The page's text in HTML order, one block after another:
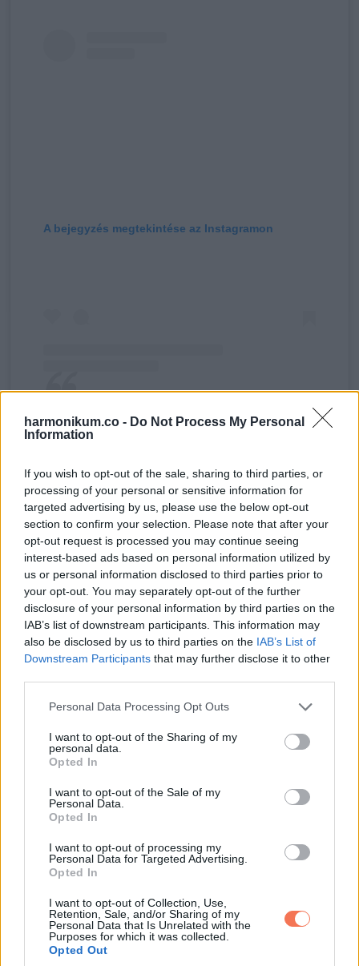
harmonikum.co - Do Not Process My Personal
Information
If you wish to opt-out of the sale, sharing to third parties, or
processing of your personal or sensitive information for
targeted advertising by us, please use the below opt-out
section to confirm your selection. Please note that after your
opt-out request is processed you may continue seeing
interest-based ads based on personal information utilized by
us or personal information disclosed to third parties prior to
your opt-out. You may separately opt-out of the further
disclosure of your personal information by third parties on the
IAB’s list of downstream participants. This information may
also be disclosed by us to third parties on the IAB’s List of
Downstream Participants that may further disclose it to other
Please note that this website/app uses one or more Google
not limited to your visit or usage behaviour. You may click to
grant or deny consent to Google and its third-party tags to
use your data for below specified purposes in below Google
consent section.
Personal Data Processing Opt Outs
I want to opt-out of the Sharing of my
personal data.
Opted In
I want to opt-out of the Sale of my
Personal Data.
Opted In
I want to opt-out of processing my
Personal Data for Targeted Advertising.
Opted In
I want to opt-out of Collection, Use,
Retention, Sale, and/or Sharing of my
Personal Data that Is Unrelated with the
Purposes for which it was collected.
Opted Out
A bejegyzés megtekintése az Instagramon
Judah tíz hónapos korában kezdett el járni, míg öccsének 18
hónapos korában sikerült ugyanez a mutatvány. Salitza nem
örült annak, hogy a fiával el kellett menni, amikor még nem
tudott járni, mert cipelnie kellett, amit nem tudott sokáig
csinálni, mert ez már túl sok volt neki.
Xaylen’ egyik napról a másikra tanult meg járni. Csak néhány
lépést kezdett el tenni, és néhány nap múlva már futott is.